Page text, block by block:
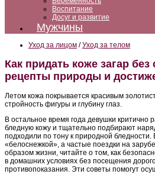
Воспитание
Досуг и развитие
Мужчины
Уход за лицом / Уход за телом
Как придать коже загар
рецепты природы и
Летом кожа покрывается красивым
стройность фигуры и глубину глаз.
В остальное время года девушки критично
бледную кожу и тщательно подбирают
подходили по тону к природной
«белоснежкой», а частые поездки на
образом жизни, читайте о том, как
в домашних условиях без посещения
противопоказания. Эти советы помогут